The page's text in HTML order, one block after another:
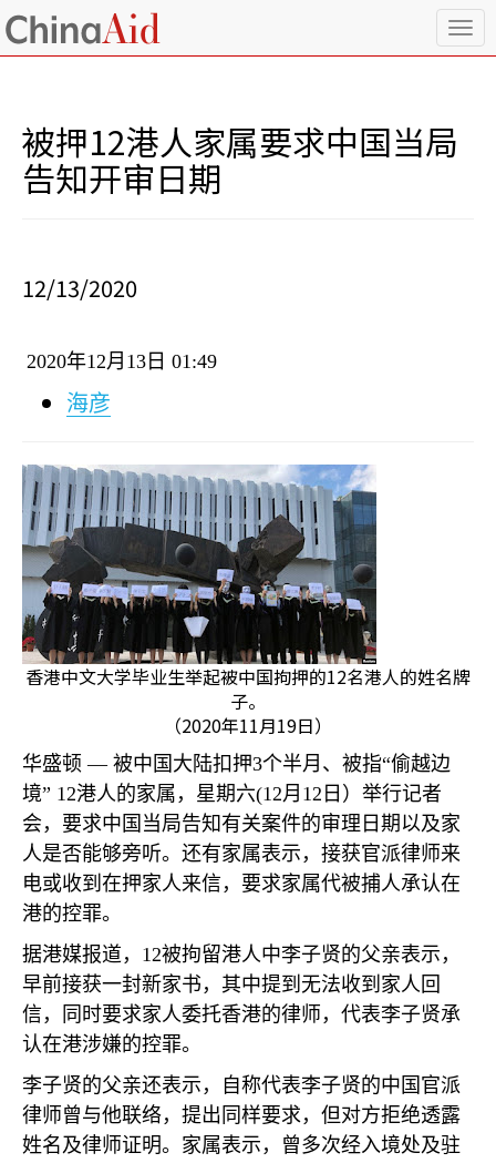
T
o
被押12港人家属要求中国当局
告知开审日期
12/13/2020
2020年12月 13 日 01:49
海彦
香港中文大学毕业生举起被中国拘押的12名港人的姓名牌
子。
（2020年11月19日）
华盛顿 — 被中国大陆扣押3个半月、被指“偷越边
境” 12港人的家属，星期六(12月 12 日）举行记者
会，要求中国当局告知有关案件的审理日期以及家
人是否能够旁听。还有家属表示，接获官派律师来
电或收到在押家人来信，要求家属代被捕人承认在
港的控罪。
据港媒报道， 12被拘留港人中李子贤的父亲表示，
早前接获一封新家书，其中提到无法收到家人回
信，同时要求家人委托香港的律师，代表李子贤承
认在港涉嫌的控罪。
李子贤的父亲还表示，自称代表李子贤的中国官派
律师曾与他联络，提出同样要求，但对方拒绝透露
姓名及律师证明。家属表示，曾多次经入境处及驻